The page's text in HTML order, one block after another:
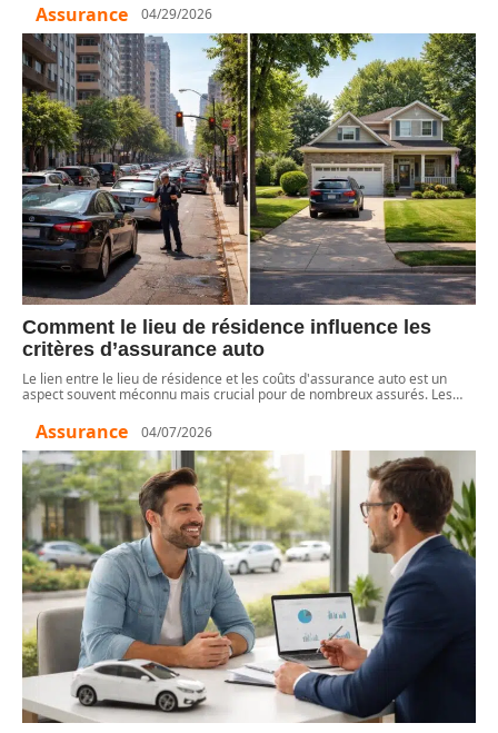
Assurance 04/29/2026
Comment le lieu de résidence influence les
critères d’assurance auto
Le lien entre le lieu de résidence et les coûts d'assurance auto est un
aspect souvent méconnu mais crucial pour de nombreux assurés. Les…
Assurance 04/07/2026